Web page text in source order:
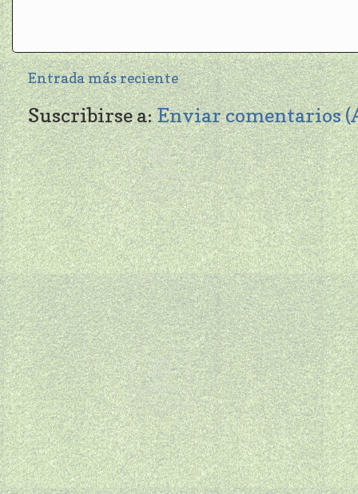
Entrada más reciente
Suscribirse a:Enviar comentarios